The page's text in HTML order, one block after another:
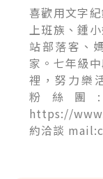
喜歡用文字
上班族、鍾
站部落客、
家。七年級
裡，努力樂
粉絲團
https://
約洽談